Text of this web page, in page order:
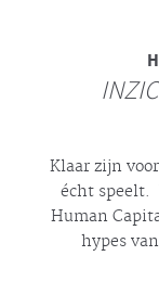
Klaar zijn
écht speelt.
Human
hypes